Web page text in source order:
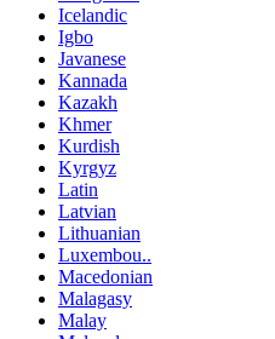
Icelandic
Igbo
Javanese
Kannada
Kazakh
Khmer
Kurdish
Kyrgyz
Latin
Latvian
Lithuanian
Luxembou..
Macedonian
Malagasy
Malay